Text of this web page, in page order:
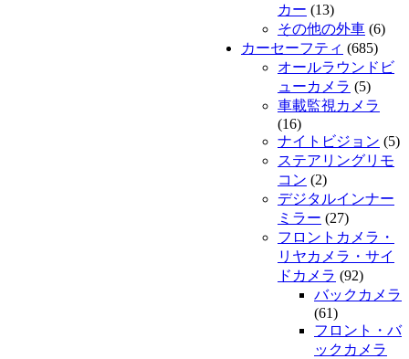
カー (13)
その他の外車 (6)
カーセーフティ (685)
オールラウンドビ
ューカメラ (5)
車載監視カメラ
(16)
ナイトビジョン (5)
ステアリングリモ
コン (2)
デジタルインナー
ミラー (27)
フロントカメラ・
リヤカメラ・サイ
ドカメラ (92)
バックカメラ
(61)
フロント・バ
ックカメラ